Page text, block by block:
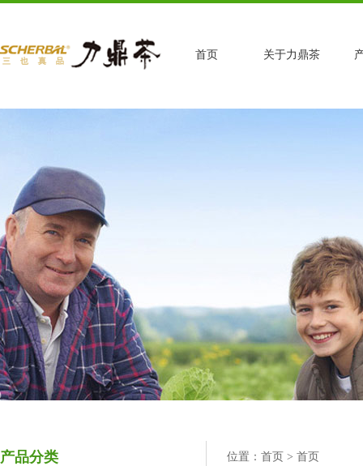
首页 关于力鼎茶
产品分类 位置： 首页 > 首页